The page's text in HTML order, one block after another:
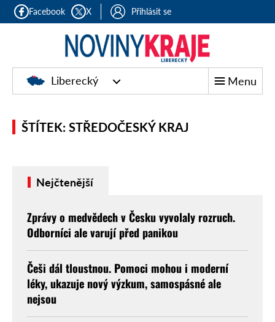
Facebook X Přihlásit se
Liberecký Menu
ŠTÍTEK: STŘEDOČESKÝ KRAJ
Nejčtenější
Zprávy o medvědech v Česku vyvolaly rozruch.
Odborníci ale varují před panikou
Češi dál tloustnou. Pomoci mohou i moderní
léky, ukazuje nový výzkum, samospásné ale
nejsou